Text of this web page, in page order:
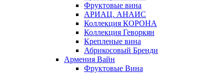
Фруктовые вина
АРИАЦ. АНАИС
Коллекция КОРОНА
Коллекция Геворкян
Крепленые вина
Абрикосовый Бренди
Армения Вайн
Фруктовые Вина